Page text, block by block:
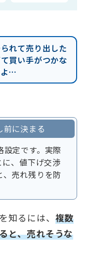
れて売り出した
買い手がつかな
よ⋯
前に決まる
定です。実際
、値下げ交渉
売れ残りを防
知るには、 複数
と、売れそうな